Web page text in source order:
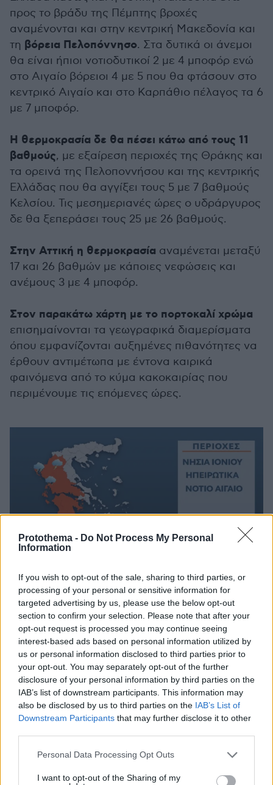
Protothema - Do Not Process My Personal
Information
If you wish to opt-out of the sale, sharing to third parties, or
processing of your personal or sensitive information for
targeted advertising by us, please use the below opt-out
section to confirm your selection. Please note that after your
opt-out request is processed you may continue seeing
interest-based ads based on personal information utilized by
us or personal information disclosed to third parties prior to
your opt-out. You may separately opt-out of the further
disclosure of your personal information by third parties on the
IAB’s list of downstream participants. This information may
also be disclosed by us to third parties on the IAB’s List of
Downstream Participants that may further disclose it to other
Please note that this website/app uses one or more Google
not limited to your visit or usage behaviour. You may click to
Personal Data Processing Opt Outs
I want to opt-out of the Sharing of my
προς το βράδυ της Πέμπτης βροχές
αναμένονται και στην κεντρική Μακεδονία και
τη βόρεια Πελοπόννησο. Στα δυτικά οι άνεμοι
θα είναι ήπιοι νοτιοδυτικοί 2 με 4 μποφόρ ενώ
στο Αιγαίο βόρειοι 4 με 5 που θα φτάσουν στο
κεντρικό Αιγαίο και στο Καρπάθιο πέλαγος τα 6
με 7 μποφόρ.
Η θερμοκρασία δε θα πέσει κάτω από τους 11
βαθμούς, με εξαίρεση περιοχές της Θράκης και
τα ορεινά της Πελοποννήσου και της κεντρικής
Ελλάδας που θα αγγίξει τους 5 με 7 βαθμούς
Κελσίου. Τις μεσημεριανές ώρες ο υδράργυρος
δε θα ξεπεράσει τους 25 με 26 βαθμούς.
Στην Αττική η θερμοκρασία αναμένεται μεταξύ
17 και 26 βαθμών με κάποιες νεφώσεις και
ανέμους 3 με 4 μποφόρ.
Στον παρακάτω χάρτη με το πορτοκαλί χρώμα
επισημαίνονται τα γεωγραφικά διαμερίσματα
όπου εμφανίζονται αυξημένες πιθανότητες να
έρθουν αντιμέτωπα με έντονα καιρικά
φαινόμενα από το κύμα κακοκαιρίας που
περιμένουμε τις επόμενες ώρες.
Θαλάσσιες - παραθαλάσσιες γεωγραφικές
εκτάσεις εμφανίζουν τον υψηλότερο κίνδυνο
γιαπλημμυρικά επεισόδια.Η τελευταία
επισήμανση αφορά τα δυτικά και νότια
θαλάσσια τμήματα μιας και στο μεγαλύτερο
τμήμα του Αιγαίου θα επικρατήσει θυελλώδης
βοριάς που θα "μπλοκάρει" την αστάθεια.
Προσοχή το Σάββατο και στην Εύβοια σε
περιοχές που βρίσκονται κοντά σε βουνά μιας